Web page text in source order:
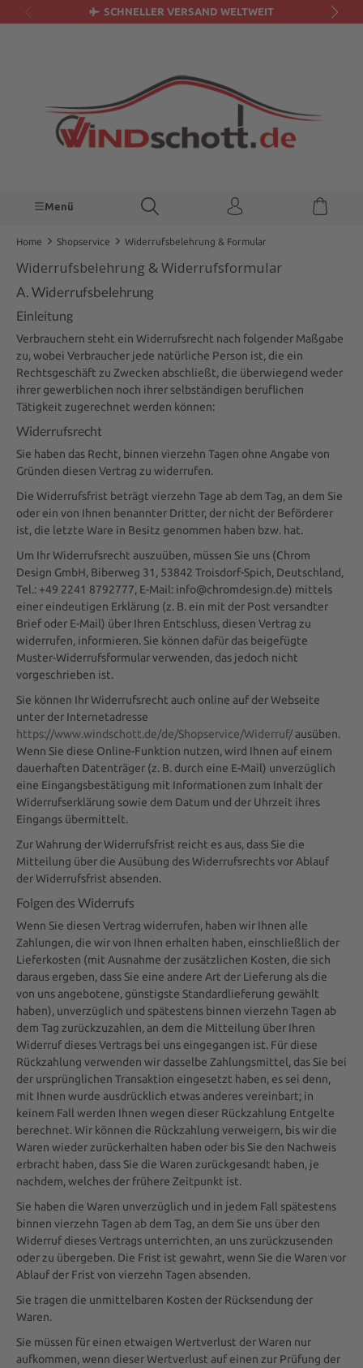
SCHNELLER VERSAND WELTWEIT
Menü
Home Shopservice Widerrufsbelehrung & Formular
Widerrufsbelehrung & Widerrufsformular
A. Widerrufsbelehrung
Einleitung
Verbrauchern steht ein Widerrufsrecht nach folgender Maßgabe
zu, wobei Verbraucher jede natürliche Person ist, die ein
Rechtsgeschäft zu Zwecken abschließt, die überwiegend weder
ihrer gewerblichen noch ihrer selbständigen beruflichen
Tätigkeit zugerechnet werden können:
Widerrufsrecht
Sie haben das Recht, binnen vierzehn Tagen ohne Angabe von
Gründen diesen Vertrag zu widerrufen.
Die Widerrufsfrist beträgt vierzehn Tage ab dem Tag, an dem Sie
oder ein von Ihnen benannter Dritter, der nicht der Beförderer
ist, die letzte Ware in Besitz genommen haben bzw. hat.
Um Ihr Widerrufsrecht auszuüben, müssen Sie uns (Chrom
Design GmbH, Biberweg 31, 53842 Troisdorf-Spich, Deutschland,
Tel.: +49 2241 8792777, E-Mail: info@chromdesign.de) mittels
einer eindeutigen Erklärung (z. B. ein mit der Post versandter
Brief oder E-Mail) über Ihren Entschluss, diesen Vertrag zu
widerrufen, informieren. Sie können dafür das beigefügte
Muster-Widerrufsformular verwenden, das jedoch nicht
vorgeschrieben ist.
Sie können Ihr Widerrufsrecht auch online auf der Webseite
unter der Internetadresse
https://www.windschott.de/de/Shopservice/Widerruf/ausüben.
Wenn Sie diese Online-Funktion nutzen, wird Ihnen auf einem
dauerhaften Datenträger (z. B. durch eine E-Mail) unverzüglich
eine Eingangsbestätigung mit Informationen zum Inhalt der
Widerrufserklärung sowie dem Datum und der Uhrzeit ihres
Eingangs übermittelt.
Zur Wahrung der Widerrufsfrist reicht es aus, dass Sie die
Mitteilung über die Ausübung des Widerrufsrechts vor Ablauf
der Widerrufsfrist absenden.
Folgen des Widerrufs
Wenn Sie diesen Vertrag widerrufen, haben wir Ihnen alle
Zahlungen, die wir von Ihnen erhalten haben, einschließlich der
Lieferkosten (mit Ausnahme der zusätzlichen Kosten, die sich
daraus ergeben, dass Sie eine andere Art der Lieferung als die
von uns angebotene, günstigste Standardlieferung gewählt
haben), unverzüglich und spätestens binnen vierzehn Tagen ab
dem Tag zurückzuzahlen, an dem die Mitteilung über Ihren
Widerruf dieses Vertrags bei uns eingegangen ist. Für diese
Rückzahlung verwenden wir dasselbe Zahlungsmittel, das Sie bei
der ursprünglichen Transaktion eingesetzt haben, es sei denn,
mit Ihnen wurde ausdrücklich etwas anderes vereinbart; in
keinem Fall werden Ihnen wegen dieser Rückzahlung Entgelte
berechnet. Wir können die Rückzahlung verweigern, bis wir die
Waren wieder zurückerhalten haben oder bis Sie den Nachweis
erbracht haben, dass Sie die Waren zurückgesandt haben, je
nachdem, welches der frühere Zeitpunkt ist.
Sie haben die Waren unverzüglich und in jedem Fall spätestens
binnen vierzehn Tagen ab dem Tag, an dem Sie uns über den
Widerruf dieses Vertrags unterrichten, an uns zurückzusenden
oder zu übergeben. Die Frist ist gewahrt, wenn Sie die Waren vor
Ablauf der Frist von vierzehn Tagen absenden.
Sie tragen die unmittelbaren Kosten der Rücksendung der
Waren.
Sie müssen für einen etwaigen Wertverlust der Waren nur
aufkommen, wenn dieser Wertverlust auf einen zur Prüfung der